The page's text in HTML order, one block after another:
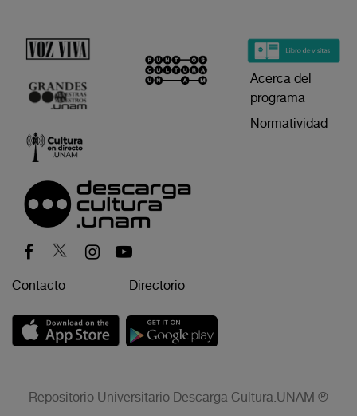
Acerca del
programa
Normatividad
Contacto Directorio
Repositorio Universitario Descarga Cultura.UNAM ®